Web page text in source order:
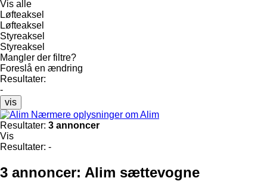
Vis alle
Løfteaksel
Løfteaksel
Styreaksel
Styreaksel
Mangler der filtre?
Foreslå en ændring
Resultater:
-
vis
Nærmere oplysninger om Alim
Resultater: 3 annoncer
Vis
Resultater: -
3 annoncer: Alim sættevogne